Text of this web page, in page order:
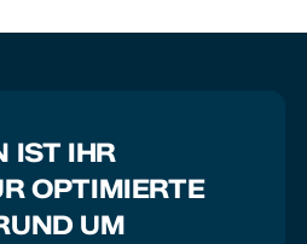
IST IHR
OPTIMIERTE
UM